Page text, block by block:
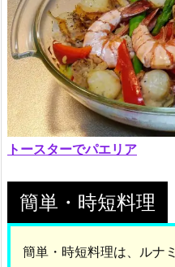
トースターでパエリア
簡単・時短料理
簡単・時短料理は、ルナ